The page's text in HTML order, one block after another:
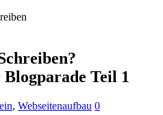
Teil 1
, Webseitenaufbau 0